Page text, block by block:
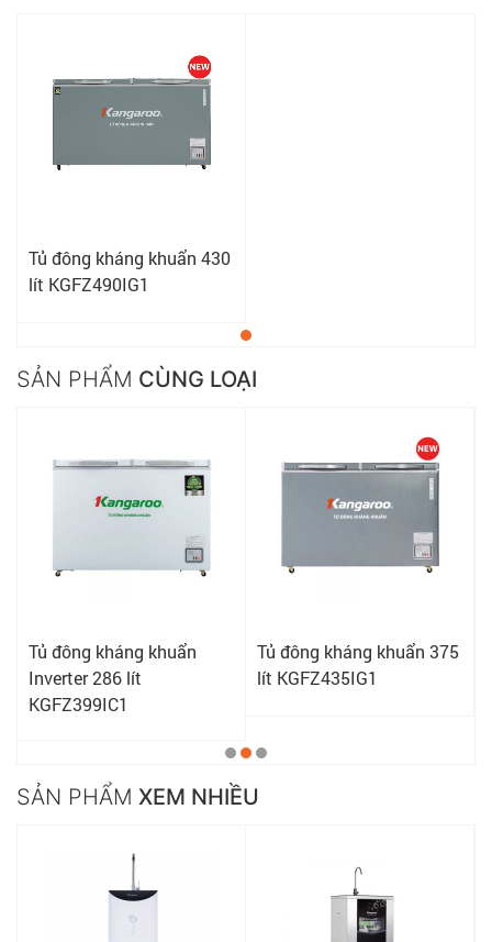
Tủ đông kháng khuẩn 430
lít KGFZ490IG1
SẢN PHẨM CÙNG LOẠI
Tủ đông kháng khuẩn
Inverter 286 lít
KGFZ399IC1
Tủ đông kháng khuẩn 375
lít KGFZ435IG1
SẢN PHẨM XEM NHIỀU